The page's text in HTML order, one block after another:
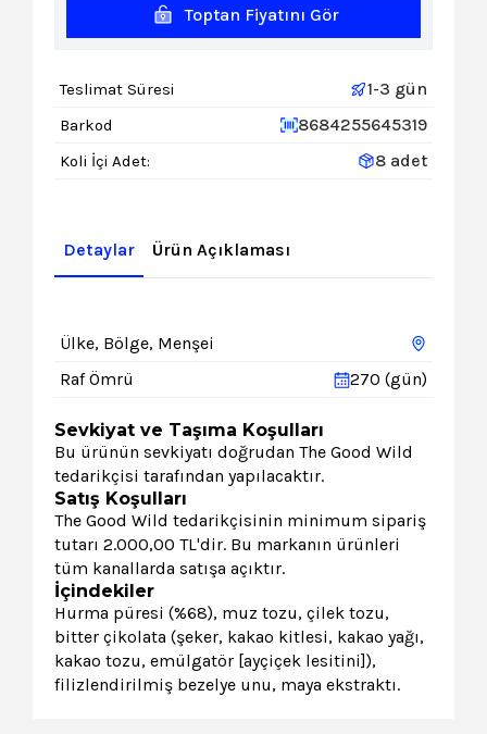
Toptan Fiyatını Gör
Teslimat Süresi 1-3 gün
Barkod 8684255645319
Koli İçi Adet: 8 adet
Detaylar Ürün Açıklaması
Ülke, Bölge, Menşei
Raf Ömrü
270 (gün)
Sevkiyat ve Taşıma Koşulları
Bu ürünün sevkiyatı doğrudan The Good Wild
tedarikçisi tarafından yapılacaktır.
Satış Koşulları
The Good Wild tedarikçisinin minimum sipariş
tutarı 2.000,00 TL'dir. Bu markanın ürünleri
tüm kanallarda satışa açıktır.
İçindekiler
Hurma püresi (%68), muz tozu, çilek tozu,
bitter çikolata (şeker, kakao kitlesi, kakao yağı,
kakao tozu, emülgatör [ayçiçek lesitini]),
filizlendirilmiş bezelye unu, maya ekstraktı.